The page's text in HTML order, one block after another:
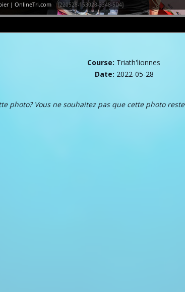
Course: Triath'lionnes
Date: 2022-05-28
photo? Vous ne souhaitez pas que cette photo